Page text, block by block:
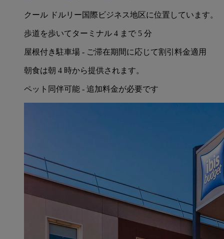
クール ドルリー国際ビジネス地区に位置しています。
歩道を歩いてターミナル 4 まで 5 分
屋根付き駐車場 - ご滞在期間に応じて割引料金適用
朝食は朝 4 時から提供されます。
ペット同伴可能 - 追加料金が必要です